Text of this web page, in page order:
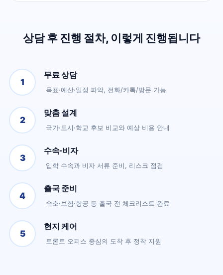
상담 후 진행 절차, 이렇게 진행됩니다
1
무료 상담
목표·예산·일정 파악, 전화/카톡/방문 가능
2
맞춤 설계
국가·도시·학교 후보 비교와 예상 비용 안내
3
수속·비자
입학 수속과 비자 서류 준비, 리스크 점검
4
출국 준비
숙소·보험·항공 등 출국 전 체크리스트 완료
5
현지 케어
토론토 오피스 중심의 도착 후 정착 지원